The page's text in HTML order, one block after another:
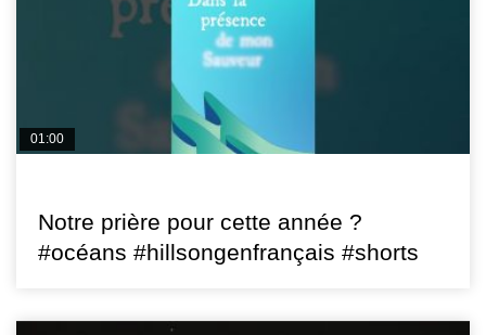
01:00
Notre prière pour cette année ?
#océans #hillsongenfrançais #shorts